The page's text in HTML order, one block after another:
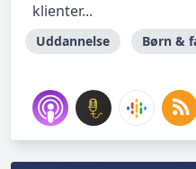
klienter...
Uddannelse Børn &